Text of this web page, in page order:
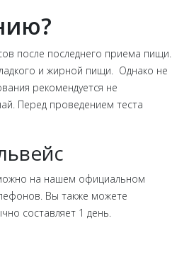
после последнего приема пищи.
и жирной пищи. Однако не
рекомендуется не
Перед проведением теста
на нашем официальном
Вы также можете
составляет 1 день.